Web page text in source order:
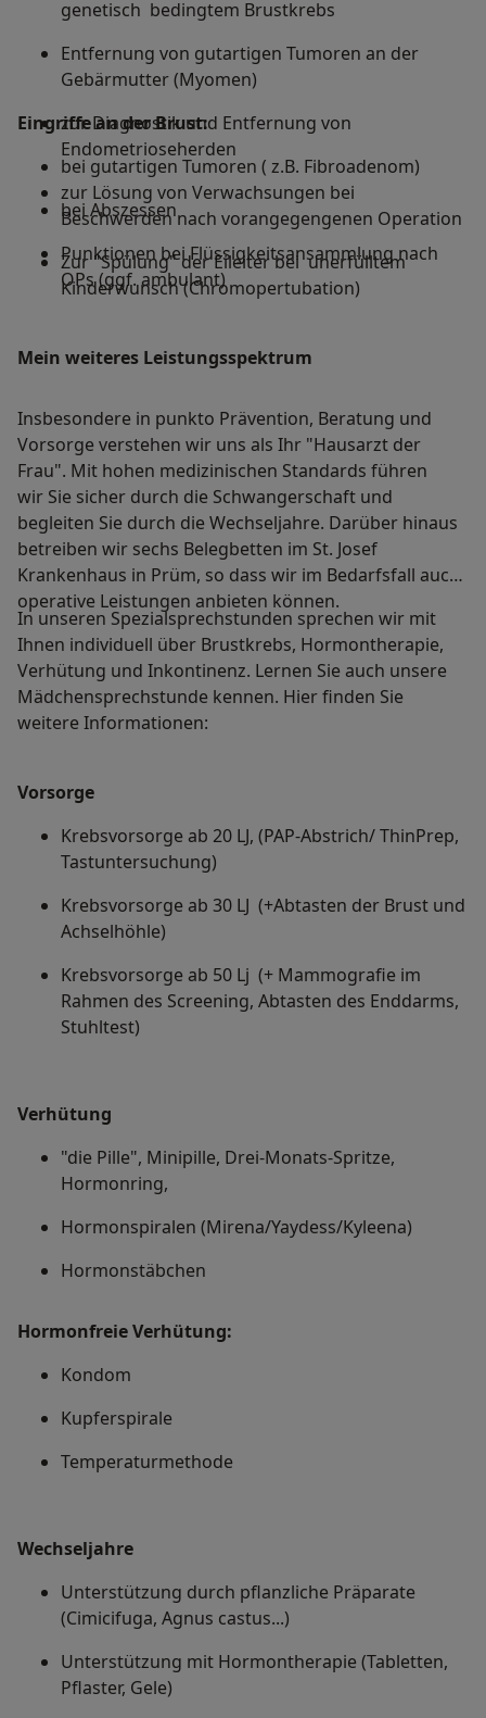
genetisch bedingtem Brustkrebs
Entfernung von gutartigen Tumoren an der
Gebärmutter (Myomen)
zur Diagnostik und Entfernung von
Endometrioseherden
zur Lösung von Verwachsungen bei
Beschwerden nach vorangegengenen Operation
Zur "Spülung" der Eileiter bei unerfülltem
Kinderwunsch (Chromopertubation)
Eingriffe an der Brust:
bei gutartigen Tumoren ( z.B. Fibroadenom)
bei Abszessen
Punktionen bei Flüssigkeitsansammlung nach
OPs (ggf. ambulant)
Mein weiteres Leistungs­spektrum
Insbesondere in punkto Prävention, Beratung und
Vorsorge verstehen wir uns als Ihr "Hausarzt der
Frau". Mit hohen medizinischen Standards führen
wir Sie sicher durch die Schwangerschaft und
begleiten Sie durch die Wechseljahre. Darüber hinaus
betreiben wir sechs Belegbetten im St. Josef
Krankenhaus in Prüm, so dass wir im Bedarfsfall auch
operative Leistungen anbieten können.
In unseren Spezialsprechstunden sprechen wir mit
Ihnen individuell über Brustkrebs, Hormontherapie,
Verhütung und Inkontinenz. Lernen Sie auch unsere
Mädchensprechstunde kennen. Hier finden Sie
weitere Informationen:
Vorsorge
Krebsvorsorge ab 20 LJ, (PAP-Abstrich/ ThinPrep,
Tastuntersuchung)
Krebsvorsorge ab 30 LJ (+Abtasten der Brust und
Achselhöhle)
Krebsvorsorge ab 50 Lj (+ Mammografie im
Rahmen des Screening, Abtasten des Enddarms,
Stuhltest)
Verhütung
"die Pille", Minipille, Drei-Monats-Spritze,
Hormonring,
Hormonspiralen (Mirena/Yaydess/Kyleena)
Hormonstäbchen
Hormonfreie Verhütung:
Kondom
Kupferspirale
Temperaturmethode
Wechseljahre
Unterstützung durch pflanzliche Präparate
(Cimicifuga, Agnus castus...)
Unterstützung mit Hormontherapie (Tabletten,
Pflaster, Gele)